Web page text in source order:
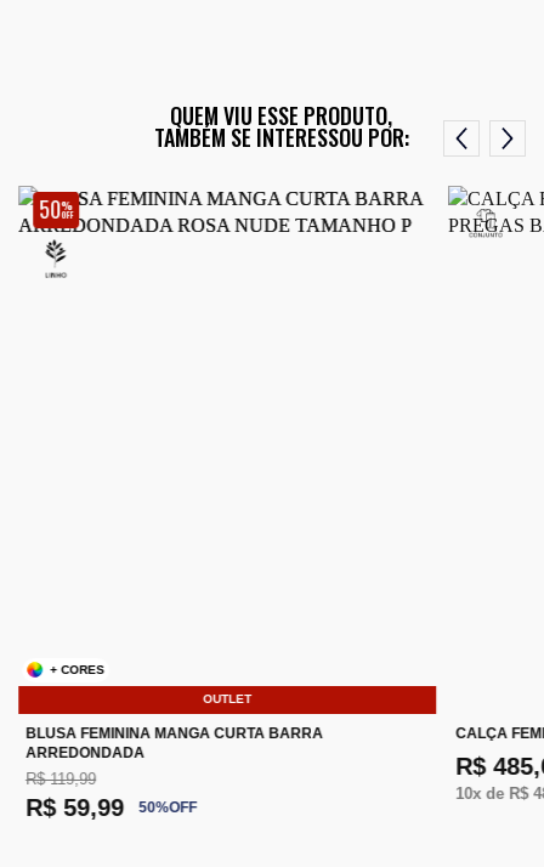
QUEM VIU ESSE PRODUTO,
TAMBÉM SE INTERESSOU POR:
50%
OFF
OUTLET
+ CORES
BLUSA FEMININA MANGA CURTA BARRA
ARREDONDADA
R$ 119,99
R$ 59,99 50%OFF
CALÇA
R$
10x de R$